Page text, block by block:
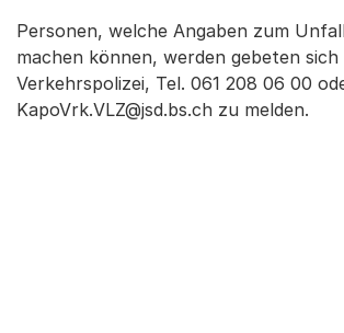
Personen, welche Angaben zum
machen können, werden gebeten sich
Verkehrspolizei, Tel. 061 208 06 00
KapoVrk.VLZ@jsd.bs.ch zu melden.